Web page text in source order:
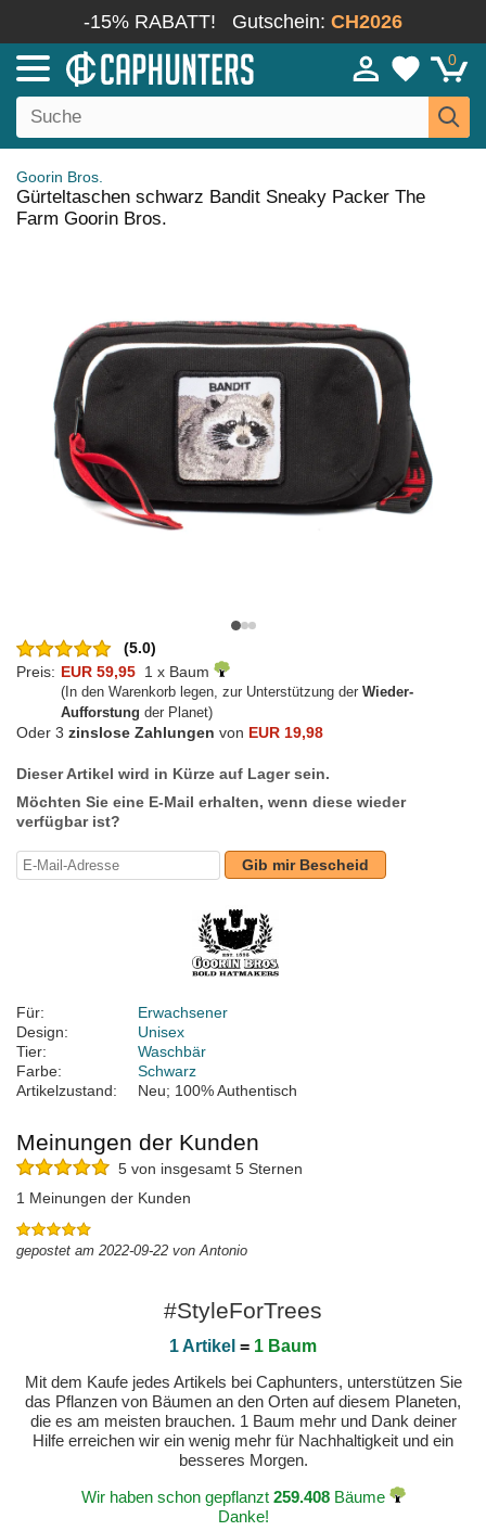
-15% RABATT! Gutschein: CH2026
0
Goorin Bros.
Gürteltaschen schwarz Bandit Sneaky Packer The
Farm Goorin Bros.
(5.0)
Preis: EUR 59,95 1 x Baum
(In den Warenkorb legen, zur Unterstützung der Wieder-
Aufforstung der Planet)
Oder 3 zinslose Zahlungen von EUR 19,98
Dieser Artikel wird in Kürze auf Lager sein.
Möchten Sie eine E-Mail erhalten, wenn diese wieder
verfügbar ist?
Gib mir Bescheid
Für:
Erwachsener
Design:
Unisex
Tier:
Waschbär
Farbe:
Schwarz
Artikelzustand:
Neu; 100% Authentisch
Meinungen der Kunden
5 von insgesamt 5 Sternen
1 Meinungen der Kunden
gepostet am 2022-09-22 von Antonio
#StyleForTrees
1 Artikel = 1 Baum
Mit dem Kaufe jedes Artikels bei Caphunters, unterstützen Sie
das Pflanzen von Bäumen an den Orten auf diesem Planeten,
die es am meisten brauchen. 1 Baum mehr und Dank deiner
Hilfe erreichen wir ein wenig mehr für Nachhaltigkeit und ein
besseres Morgen.
Wir haben schon gepflanzt 259.408Bäume
Danke!